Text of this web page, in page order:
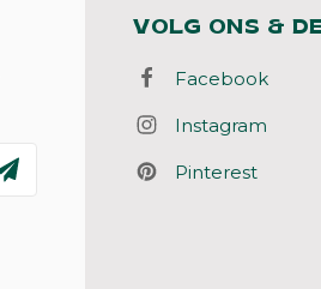
VOLG ONS &
Facebook
Instagram
Pinterest